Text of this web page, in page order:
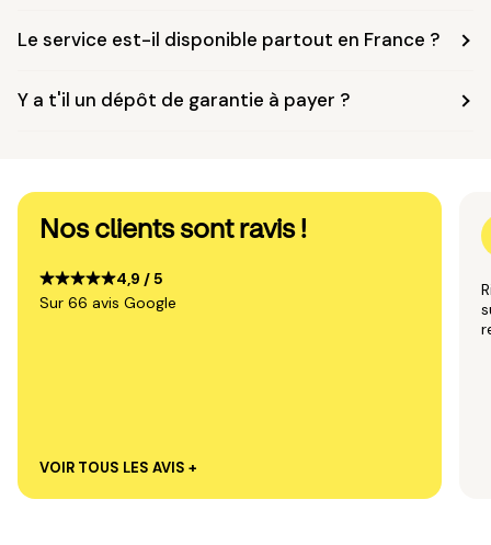
Le service est-il disponible partout en France ?
Y a t'il un dépôt de garantie à payer ?
Nos clients sont ravis !
4,9 / 5
Sur 66 avis Google
VOIR TOUS LES AVIS +